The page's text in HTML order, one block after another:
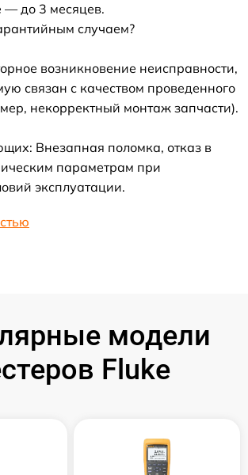
до 3 месяцев.
случаем?
возникновение неисправности,
связан с качеством проведенного
некорректный монтаж запчасти).
Внезапная поломка, отказ в
параметрам при
эксплуатации.
модели
Fluke